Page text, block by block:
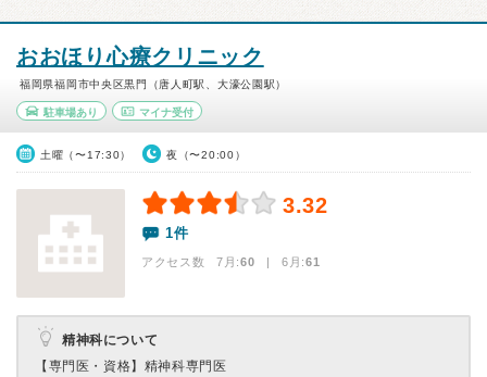
おおほり心療クリニック
福岡県福岡市中央区黒門（唐人町駅、大濠公園駅）
駐車場あり マイナ受付
土曜（〜17:30） 夜（〜20:00）
3.32
1件
アクセス数 7月:60 | 6月:61
精神科について
【専門医・資格】 精神科専門医